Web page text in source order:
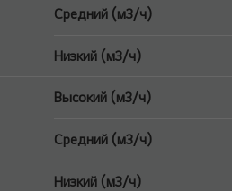
Средний (м3/ч)
Низкий (м3/ч)
Высокий (м3/ч)
Средний (м3/ч)
Низкий (м3/ч)